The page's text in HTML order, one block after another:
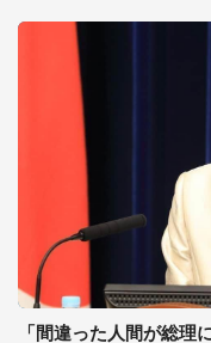
「間違った人間が総